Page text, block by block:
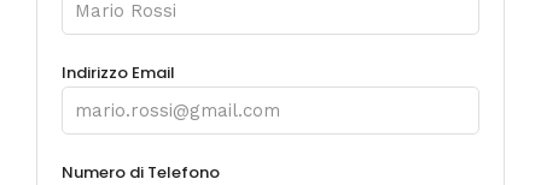
Indirizzo Email
Numero di Telefono